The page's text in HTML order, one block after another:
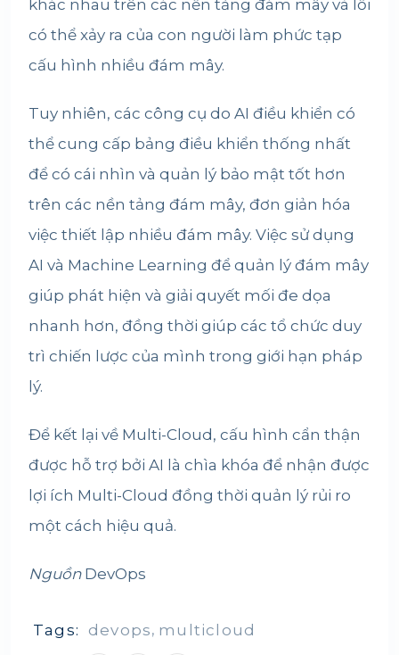
khác nhau trên các nền tảng đám mây và lỗi
có thể xảy ra của con người làm phức tạp
cấu hình nhiều đám mây.
Tuy nhiên, các công cụ do AI điều khiển có
thể cung cấp bảng điều khiển thống nhất
để có cái nhìn và quản lý bảo mật tốt hơn
trên các nền tảng đám mây, đơn giản hóa
việc thiết lập nhiều đám mây. Việc sử dụng
AI và Machine Learning để quản lý đám mây
giúp phát hiện và giải quyết mối đe dọa
nhanh hơn, đồng thời giúp các tổ chức duy
trì chiến lược của mình trong giới hạn pháp
lý.
Để kết lại về Multi-Cloud, cấu hình cẩn thận
được hỗ trợ bởi AI là chìa khóa để nhận được
lợi ích Multi-Cloud đồng thời quản lý rủi ro
một cách hiệu quả.
Nguồn DevOps
Tags: devops, multicloud